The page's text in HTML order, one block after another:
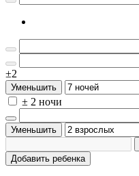
±2
Уменьшить
± 2 ночи
Уменьшить
Добавить ребенка